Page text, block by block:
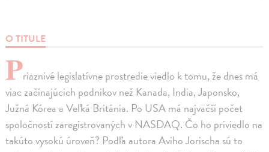
O TITULE
Priaznivé legislatívne prostredie viedlo k tomu, že dnes má
viac začínajúcich podnikov než Kanada, India, Japonsko,
Južná Kórea a Veľká Británia. Po USA má najväčší počet
spoločností zaregistrovaných v NASDAQ. Čo ho priviedlo na
takúto vysokú úroveň? Podľa autora Aviho Jorischa sú to